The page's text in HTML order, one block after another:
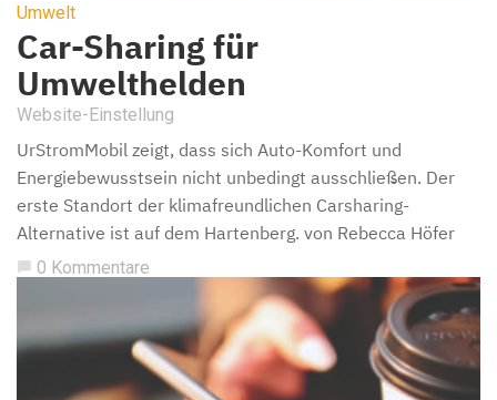
Umwelt
Car-Sharing für
Umwelthelden
Website-Einstellung
UrStromMobil zeigt, dass sich Auto-Komfort und
Energiebewusstsein nicht unbedingt ausschließen. Der
erste Standort der klimafreundlichen Carsharing-
Alternative ist auf dem Hartenberg. von Rebecca Höfer
0 Kommentare